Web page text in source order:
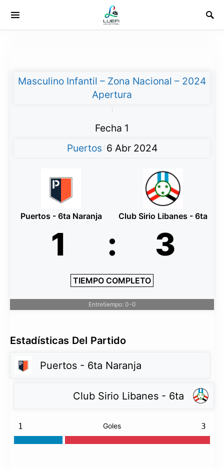
Masculino Infantil – Zona Nacional – 2024
Apertura
Fecha 1
Puertos 6 Abr 2024
Puertos - 6ta Naranja
1 : 3
TIEMPO COMPLETO
Club Sirio Libanes - 6ta
Entretiempo: 0-0
Estadísticas Del Partido
Puertos - 6ta Naranja
Club Sirio Libanes - 6ta
1 Goles 3